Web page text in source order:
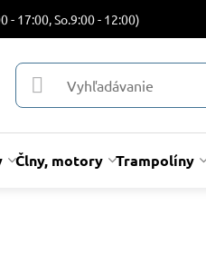
- 17:00, So.9:00 - 12:00)
Člny, motory Trampolíny